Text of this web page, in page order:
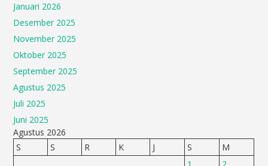
Januari 2026
Desember 2025
November 2025
Oktober 2025
September 2025
Agustus 2025
Juli 2025
Juni 2025
Agustus 2026
S
S R K J S
M